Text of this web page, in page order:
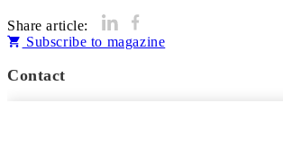
Share article:
Subscribe to magazine
Contact